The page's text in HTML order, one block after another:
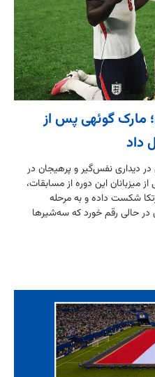
مارک گوئهی پس از
داد
دیداری نفس‌گیر و پرهیجان در
میزبانان این دوره از مسابقات،
۲ در ورزشگاه آزتکا شکست داده و به مرحله
در حالی رقم خورد که سه‌شیرها